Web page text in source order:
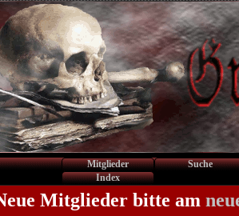
Mitglieder
Suche
Index
Mitglieder bitte am